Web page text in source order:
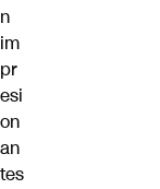
n
im
pr
esi
on
an
tes